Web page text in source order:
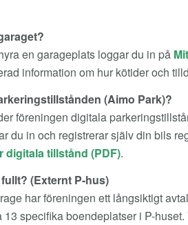
en garageplats loggar du in på
information om hur kötider och
(Aimo Park)?
föreningen digitala
du in och registrerar själv din bils
digitala tillstånd (PDF).
(Externt P-hus)
har föreningen ett långsiktigt
13 specifika boendeplatser i P-